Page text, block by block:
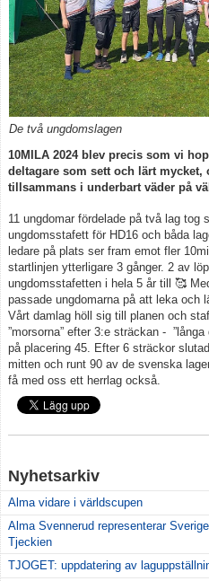
Vuxen
Börja orientera
De två ungdomslagen
10MILA 2024 blev precis som vi
deltagare som sett och lärt
tillsammans i underbart väder på
11 ungdomar fördelade på två lag tog
ungdomsstafett för HD16 och båda
ledare på plats ser fram emot fler
startlinjen ytterligare 3 gånger. 2 av
ungdomsstafetten i hela 5 år till 🥰
passade ungdomarna på att leka och
Vårt damlag höll sig till planen och
”morsorna” efter 3:e sträckan -
på placering 45. Efter 6 sträckor
mitten och runt 90 av de svenska
få med oss ett herrlag också.
Nyhetsarkiv
Alma vidare i världscupen
Alma Svennerud representerar
Tjeckien
TJOGET: uppdatering av